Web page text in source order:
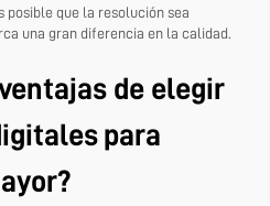
que la resolución sea
una gran diferencia en la calidad.
de elegir
para